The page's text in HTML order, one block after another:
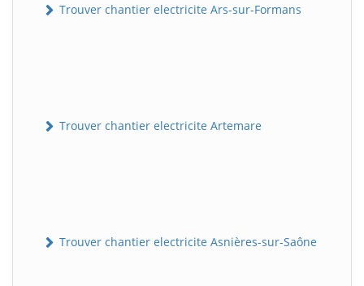
Trouver chantier electricite Ars-sur-Formans
Trouver chantier electricite Artemare
Trouver chantier electricite Asnières-sur-Saône